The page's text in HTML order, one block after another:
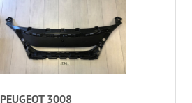
PEUGEOT 3008